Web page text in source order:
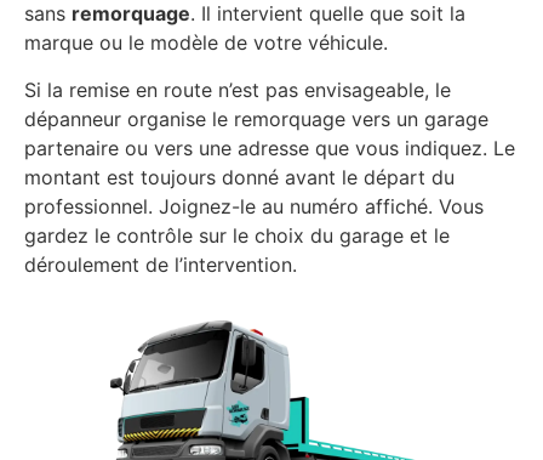
sans remorquage. Il intervient quelle que soit la
marque ou le modèle de votre véhicule.
Si la remise en route n’est pas envisageable, le
dépanneur organise le remorquage vers un garage
partenaire ou vers une adresse que vous indiquez. Le
montant est toujours donné avant le départ du
professionnel. Joignez-le au numéro affiché. Vous
gardez le contrôle sur le choix du garage et le
déroulement de l’intervention.